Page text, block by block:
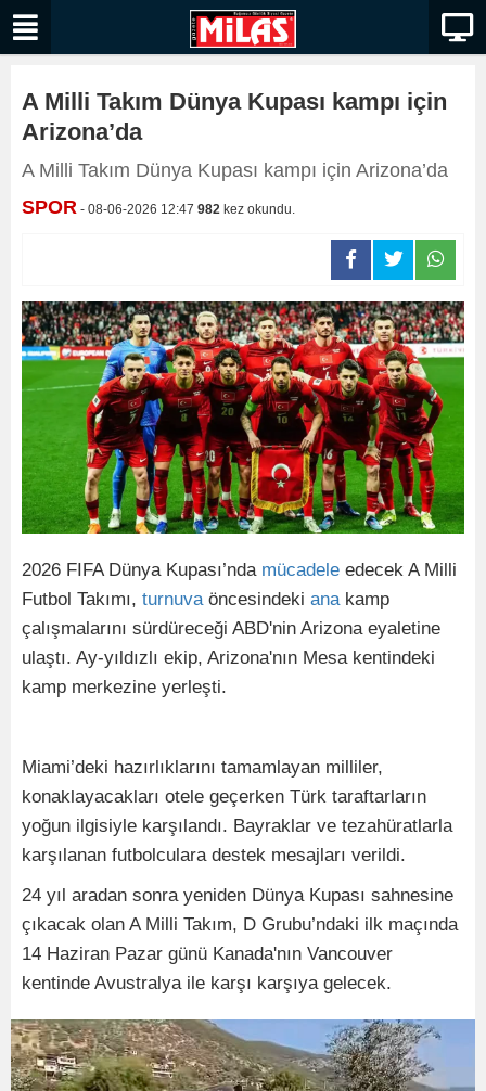
A Milli Takım Dünya Kupası kampı için
Arizona’da
A Milli Takım Dünya Kupası kampı için Arizona’da
SPOR - 08-06-2026 12:47 982 kez okundu.
2026 FIFA Dünya Kupası’nda mücadele edecek A Milli
Futbol Takımı, turnuva öncesindeki ana kamp
çalışmalarını sürdüreceği ABD'nin Arizona eyaletine
ulaştı. Ay-yıldızlı ekip, Arizona'nın Mesa kentindeki
kamp merkezine yerleşti.
Miami’deki hazırlıklarını tamamlayan milliler,
konaklayacakları otele geçerken Türk taraftarların
yoğun ilgisiyle karşılandı. Bayraklar ve tezahüratlarla
karşılanan futbolculara destek mesajları verildi.
24 yıl aradan sonra yeniden Dünya Kupası sahnesine
çıkacak olan A Milli Takım, D Grubu’ndaki ilk maçında
14 Haziran Pazar günü Kanada'nın Vancouver
kentinde Avustralya ile karşı karşıya gelecek.